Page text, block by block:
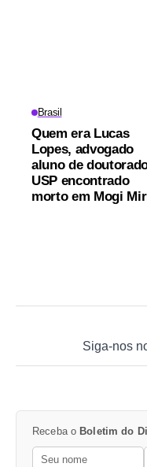
Brasil
Quem era Lucas
Lopes, advogado
aluno de
USP encontrado
morto em Mogi
Siga-nos
Receba o Boletim do